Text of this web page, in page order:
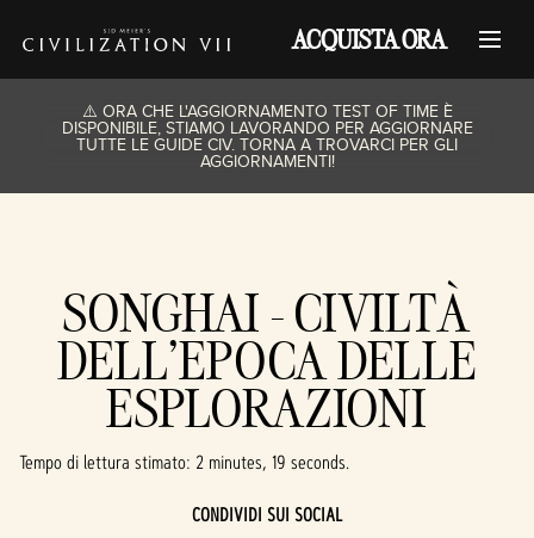
ACQUISTA ORA
⚠️ ORA CHE L'AGGIORNAMENTO TEST OF TIME È
DISPONIBILE, STIAMO LAVORANDO PER AGGIORNARE
TUTTE LE GUIDE CIV. TORNA A TROVARCI PER GLI
AGGIORNAMENTI!
SONGHAI - CIVILTÀ
DELL'EPOCA DELLE
ESPLORAZIONI
Tempo di lettura stimato 2 minutes, 19 seconds
CONDIVIDI SUI SOCIAL